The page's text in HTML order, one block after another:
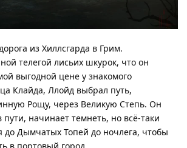
из Хиллсгарда в Грим.
телегой лисьих шкурок, что он
выгодной цене у знакомого
Клайда, Ллойд выбрал путь,
Рощу, через Великую Степь. Он
начинает темнеть, но всё-таки
до Дымчатых Топей до ночлега, чтобы